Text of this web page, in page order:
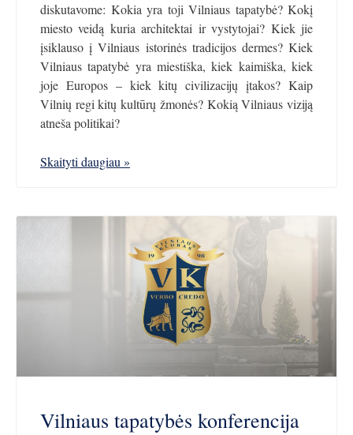
diskutavome: Kokia yra toji Vilniaus tapatybė? Kokį
miesto veidą kuria architektai ir vystytojai? Kiek jie
įsiklauso į Vilniaus istorinės tradicijos dermes? Kiek
Vilniaus tapatybė yra miestiška, kiek kaimiška, kiek
joje Europos – kiek kitų civilizacijų įtakos? Kaip
Vilnių regi kitų kultūrų žmonės? Kokią Vilniaus viziją
atneša politikai?
Skaityti daugiau »
Vilniaus tapatybės konferencija